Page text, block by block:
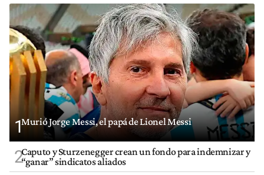
1Murió Jorge Messi, el papá de Lionel Messi
2Caputo y Sturzenegger crean un fondo para indemnizar y
“ganar” sindicatos aliados